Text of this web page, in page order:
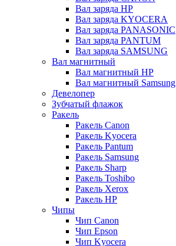
Вал заряда HP
Вал заряда KYOCERA
Вал заряда PANASONIC
Вал заряда PANTUM
Вал заряда SAMSUNG
Вал магнитный
Вал магнитный HP
Вал магнитный Samsung
Девелопер
Зубчатый флажок
Ракель
Ракель Canon
Ракель Kyocera
Ракель Pantum
Ракель Samsung
Ракель Sharp
Ракель Toshibo
Ракель Xerox
Ракель НР
Чипы
Чип Canon
Чип Epson
Чип Kyocera